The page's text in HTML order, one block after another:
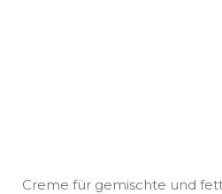
Creme für gemischte und